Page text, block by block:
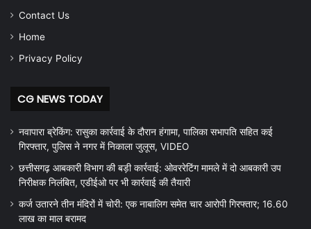
Contact Us
Home
Privacy Policy
CG NEWS TODAY
नवापारा ब्रेकिंग: रासुका कार्रवाई के दौरान हंगामा, पालिका सभापति सहित कई
गिरफ्तार, पुलिस ने नगर में निकाला जुलूस, VIDEO
छत्तीसगढ़ आबकारी विभाग की बड़ी कार्रवाई: ओवररेटिंग मामले में दो आबकारी उप
निरीक्षक निलंबित, एडीईओ पर भी कार्रवाई की तैयारी
कर्ज उतारने तीन मंदिरों में चोरी: एक नाबालिग समेत चार आरोपी गिरफ्तार; 16.60
लाख का माल बरामद